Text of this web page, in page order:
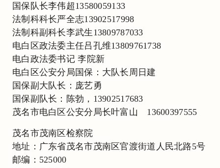
国保队长李伟超13580059133
法制科科长严全志13902517998
法制科副科长李武生13809787033
电白区政法委主任吕孔维13809761738
电白政法委书记 李院新
电白区公安分局国保：大队长周日建
国保副大队长：庞艺勇
国保副队长：陈勃，13902517683
茂名市电白区公安分局长叶富山 13600397555
茂名市茂南区检察院
地址：广东省茂名市茂南区官渡街道人民北路5号
邮编：525000